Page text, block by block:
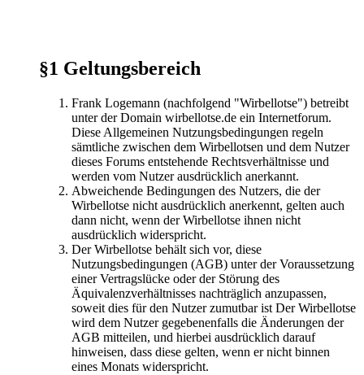
§1 Geltungsbereich
Frank Logemann (nachfolgend "Wirbellotse") betreibt
unter der Domain wirbellotse.de ein Internetforum.
Diese Allgemeinen Nutzungsbedingungen regeln
sämtliche zwischen dem Wirbellotsen und dem Nutzer
dieses Forums entstehende Rechtsverhältnisse und
werden vom Nutzer ausdrücklich anerkannt.
Abweichende Bedingungen des Nutzers, die der
Wirbellotse nicht ausdrücklich anerkennt, gelten auch
dann nicht, wenn der Wirbellotse ihnen nicht
ausdrücklich widerspricht.
Der Wirbellotse behält sich vor, diese
Nutzungsbedingungen (AGB) unter der Voraussetzung
einer Vertragslücke oder der Störung des
Äquivalenzverhältnisses nachträglich anzupassen,
soweit dies für den Nutzer zumutbar ist Der Wirbellotse
wird dem Nutzer gegebenenfalls die Änderungen der
AGB mitteilen, und hierbei ausdrücklich darauf
hinweisen, dass diese gelten, wenn er nicht binnen
eines Monats widerspricht.